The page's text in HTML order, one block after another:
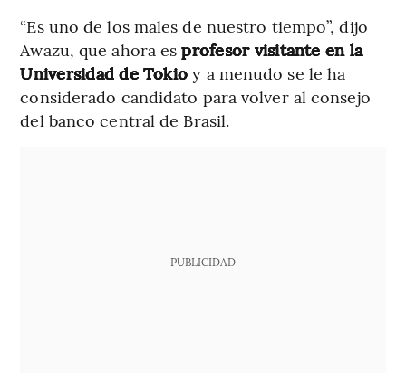
“Es uno de los males de nuestro tiempo”, dijo
Awazu, que ahora esprofesor visitante en la
Universidad de Tokio y a menudo se le ha
considerado candidato para volver al consejo
del banco central de Brasil.
PUBLICIDAD